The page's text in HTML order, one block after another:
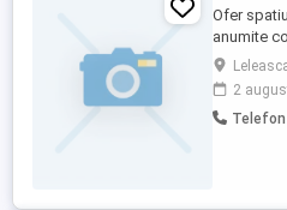
Ofer
anumite
2